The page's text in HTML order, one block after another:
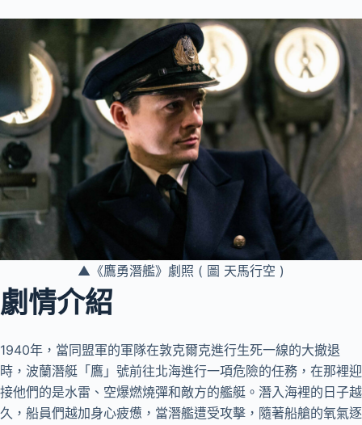
▲《鷹勇潛艦》劇照 ( 圖 天馬行空 )
劇情介紹
1940年，當同盟軍的軍隊在敦克爾克進行生死一線的大撤退
時，波蘭潛艇「鷹」號前往北海進行一項危險的任務，在那裡迎
接他們的是水雷、空爆燃燒彈和敵方的艦艇。潛入海裡的日子越
久，船員們越加身心疲憊，當潛艦遭受攻擊，隨著船艙的氧氣逐